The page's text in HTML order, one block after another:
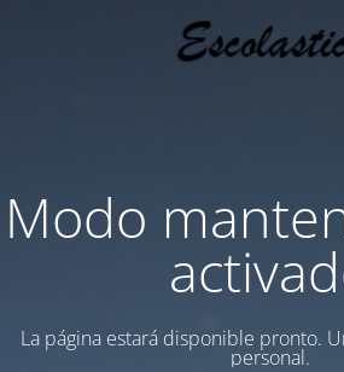
Modo
La página estará disponible pronto.
personal.